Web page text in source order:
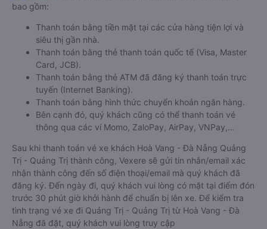
bao gồm:
Thanh toán bằng tiền mặt tại các cửa hàng tiện lợi và
siêu thị gần nhà.
Thanh toán bằng thẻ thanh toán quốc tế (Visa, Master
Card, JCB).
Thanh toán bằng thẻ ATM đã đăng ký thanh toán trực
tuyến (Internet Banking).
Thanh toán bằng hình thức chuyển khoản ngân hàng.
Bên cạnh đó, quý khách cũng có thể thanh toán vé
thông qua các ví Momo, ZaloPay, AirPay, VNPay,…
Sau khi thanh toán vé xe khách Hoà Vang - Đà Nẵng Quảng
Trị - Quảng Trị thành công, Vexere sẽ gửi tin nhắn/email xác
nhận thành công đến số điện thoại/email mà quý khách đã
đăng ký. Đến ngày đi, quý khách vui lòng có mặt tại điểm đón
trước 30 phút giờ khởi hành để chuẩn bị lên xe. Để kiểm tra
tình trạng vé xe đi Quảng Trị - Quảng Trị từ Hoà Vang - Đà
Nẵng đã đặt, quý khách vui lòng truy cập